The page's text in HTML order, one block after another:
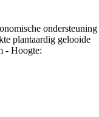
ondersteuning
plantaardig gelooide
- Hoogte: